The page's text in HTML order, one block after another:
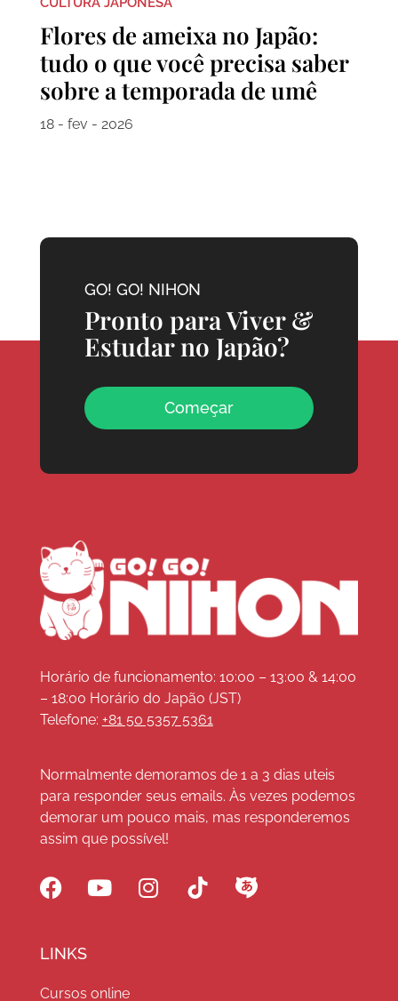
Flores de ameixa no Japão:
tudo o que você precisa saber
sobre a temporada de umê
18 - fev - 2026
GO! GO! NIHON
Pronto para Viver &
Estudar no Japão?
Começar
Horário de funcionamento: 10:00 – 13:00 & 14:00
– 18:00 Horário do Japão (JST)
Telefone: +81 50 5357 5361
Normalmente demoramos de 1 a 3 dias uteis
para responder seus emails. Às vezes podemos
demorar um pouco mais, mas responderemos
assim que possível!
LINKS
Cursos online